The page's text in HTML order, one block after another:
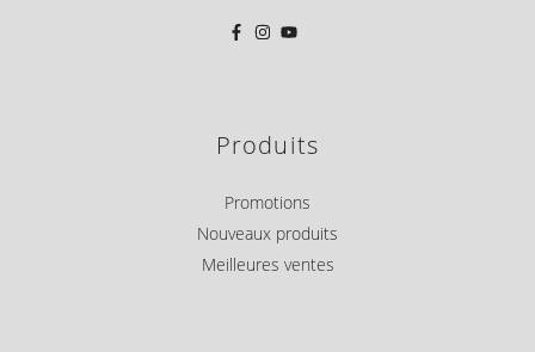
Produits
Promotions
Nouveaux produits
Meilleures ventes